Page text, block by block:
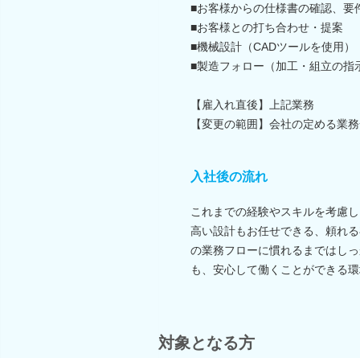
■お客様からの仕様書の確認、要
■お客様との打ち合わせ・提案
■機械設計（CADツールを使用）
■製造フォロー（加工・組立の指
【雇入れ直後】上記業務
【変更の範囲】会社の定める業
入社後の流れ
これまでの経験やスキルを考慮
高い設計もお任せできる、頼れ
の業務フローに慣れるまではし
も、安心して働くことができる
対象となる方